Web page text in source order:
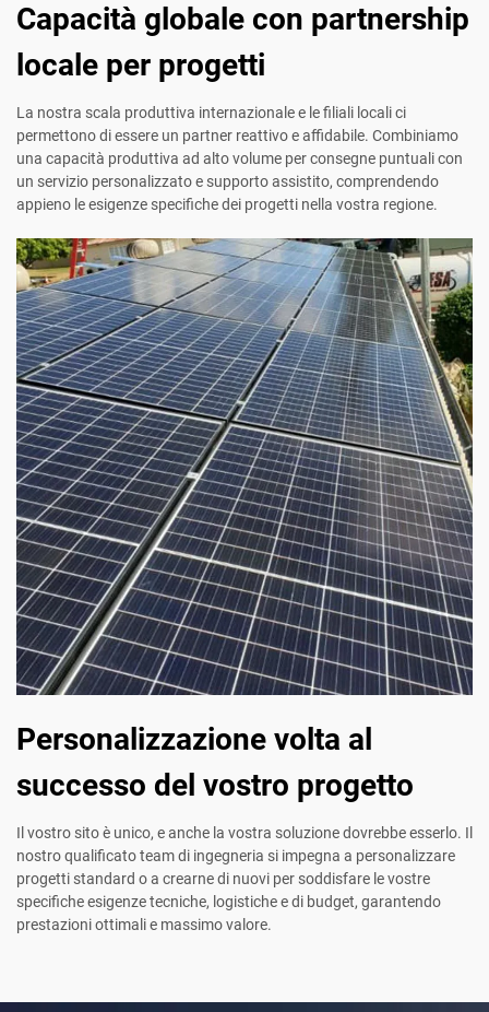
Capacità globale con partnership
locale per progetti
La nostra scala produttiva internazionale e le filiali locali ci
permettono di essere un partner reattivo e affidabile. Combiniamo
una capacità produttiva ad alto volume per consegne puntuali con
un servizio personalizzato e supporto assistito, comprendendo
appieno le esigenze specifiche dei progetti nella vostra regione.
Personalizzazione volta al
successo del vostro progetto
Il vostro sito è unico, e anche la vostra soluzione dovrebbe esserlo. Il
nostro qualificato team di ingegneria si impegna a personalizzare
progetti standard o a crearne di nuovi per soddisfare le vostre
specifiche esigenze tecniche, logistiche e di budget, garantendo
prestazioni ottimali e massimo valore.